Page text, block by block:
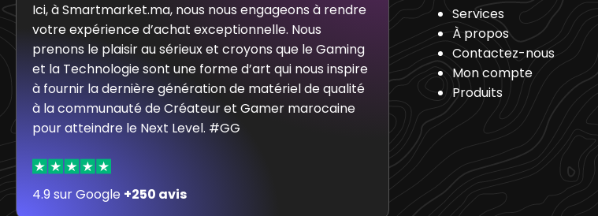
Ici, à Smartmarket.ma, nous nous engageons à rendre
votre expérience d’achat exceptionnelle. Nous
prenons le plaisir au sérieux et croyons que le Gaming
et la Technologie sont une forme d’art qui nous inspire
à fournir la dernière génération de matériel de qualité
à la communauté de Créateur et Gamer marocaine
pour atteindre le Next Level. #GG
4.9 sur Google +250 avis
Services
À propos
Contactez-nous
Mon compte
Produits